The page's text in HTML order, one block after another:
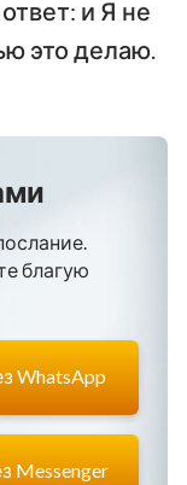
и Я не
это делаю.
благую
WhatsApp
Messenger